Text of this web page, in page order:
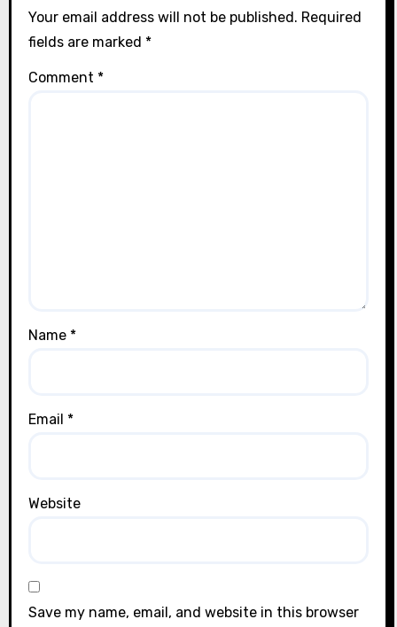
Your email address will not be published. Required
fields are marked *
Comment *
Name *
Email *
Website
Save my name, email, and website in this browser